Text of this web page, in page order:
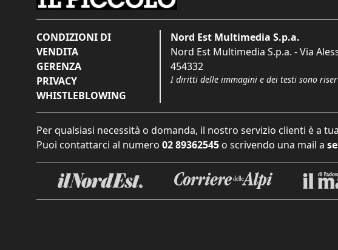
CONDIZIONI DI
VENDITA
GERENZA
PRIVACY
WHISTLEBLOWING
Nord Est Multimedia S.p.a.
Nord Est Multimedia S.p.a. - Via
454332
I diritti delle immagini e dei testi sono
Per qualsiasi necessità o domanda, il nostro servizio clienti è a
Puoi contattarci al numero 02 89362545 o scrivendo una mail a